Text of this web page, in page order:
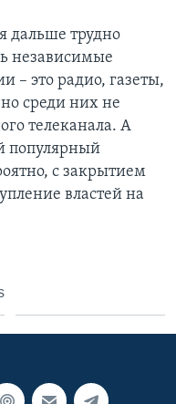
дальше трудно
независимые
– это радио, газеты,
среди них не
телеканала. А
популярный
с закрытием
властей на